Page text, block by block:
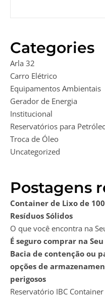
Categories
Arla 32
Carro Elétrico
Equipamentos Ambientais
Gerador de Energia
Institucional
Reservatórios para
Troca de Óleo
Uncategorized
Postagens
Container de Lixo de
Resíduos Sólidos
O que você encontra na
É seguro comprar na
Bacia de contenção ou
opções de
perigosos
Reservatório IBC